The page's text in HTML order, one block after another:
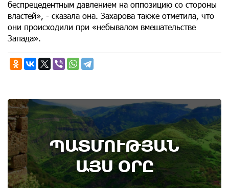
беспрецедентным давлением на оппозицию со стороны
властей», - сказала она. Захарова также отметила, что
они происходили при «небывалом вмешательстве
Запада».
ՊԱՏՄՈՒԹՅԱՆ
ԱՅՍ ՕՐԸ
8th of August
Административный суд удовлетворил иск ААЦ
по делу монастыря Ованаванк